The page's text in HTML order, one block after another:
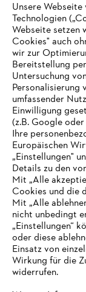
IHR
Unsere
Technologien
Webseite setzen
Cookies" auch
wir zur
Bereitstellung
Untersuchung
Personalisierung
umfassender
Einwilligung
(z.B. Google
Ihre
Europäischen
„Einstellungen"
Details zu den
Mit „Alle
Cookies und die
Mit „Alle
nicht unbedingt
„Einstellungen“
oder diese
Einsatz von
Wirkung für die
widerrufen.